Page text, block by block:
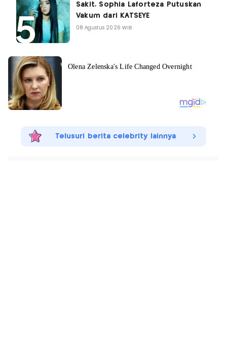
Sakit, Sophia Laforteza Putuskan
Vakum dari KATSEYE
08 Agustus 2026 WIB
Telusuri berita celebrity lainnya